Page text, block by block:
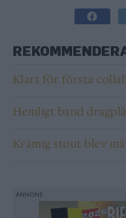
Klart för första
Hemligt band
Krämig stout blev